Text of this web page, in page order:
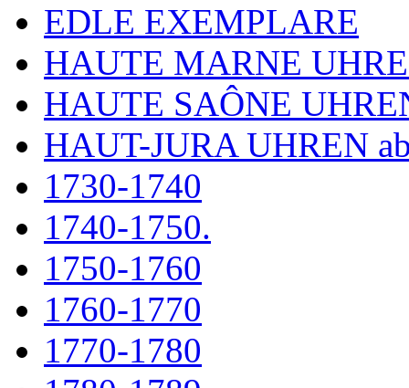
EDLE EXEMPLARE
HAUTE MARNE
HAUTE SAÔNE
HAUT-JURA UHREN
1730-1740
1740-1750.
1750-1760
1760-1770
1770-1780